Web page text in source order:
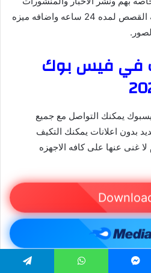
والصور والفيديوهات ومشاركه القصص لمده 24 ساعه واضافه ميزه
في فيس بوك
يمكنك التواصل مع جميع
بدون اعلانات يمكنك التكيف
غنى عنها على كافه الاجهزه